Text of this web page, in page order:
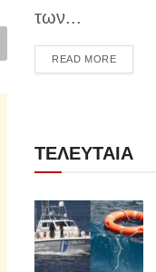
των...
READ MOREDETAILS
ΤΕΛΕΥΤΑΙΑ